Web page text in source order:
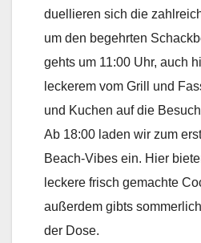
duellieren sich die
um den begehrten
gehts um 11:00 Uhr, auch
leckerem vom Grill und
und Kuchen auf die
Ab 18:00 laden wir zum
Beach-Vibes ein. Hier
leckere frisch gemachte
außerdem gibts
der Dose.